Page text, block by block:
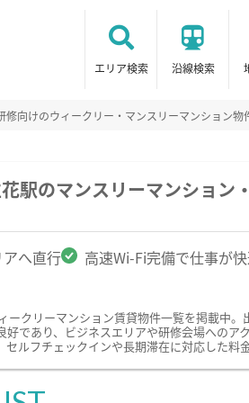
エリア検索 沿線検索
修向けのウィークリー・マンスリーマンション物
駅のマンスリーマンション
へ直行 高速Wi-Fi完備で仕事が
クリーマンション賃貸物件一覧を掲載中
であり、ビジネスエリアや研修会場への
ルフチェックインや長期滞在に対応した